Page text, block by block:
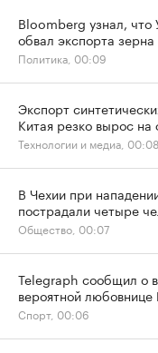
Bloomberg узнал, что
обвал экспорта зерна
Политика, 00:09
Экспорт
Китая резко вырос
Технологии и медиа, 00:08
В Чехии при
пострадали четыре
Общество, 00:07
Telegraph сообщил о
вероятной
Спорт, 00:06